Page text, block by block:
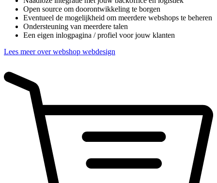
Open source om doorontwikkeling te borgen
Eventueel de mogelijkheid om meerdere webshops te beheren
Ondersteuning van meerdere talen
Een eigen inlogpagina / profiel voor jouw klanten
Lees meer over webshop webdesign